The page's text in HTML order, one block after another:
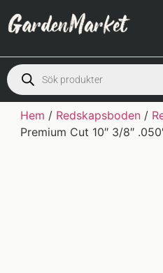
Hem / Redskapsboden /
Premium Cut 10″ 3/8″